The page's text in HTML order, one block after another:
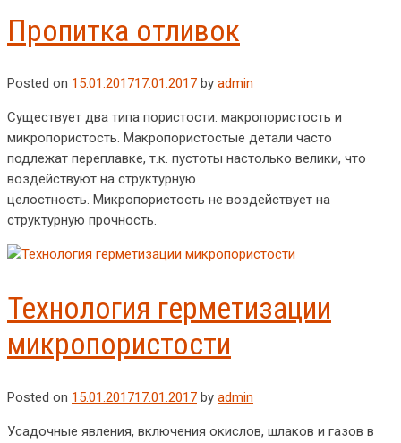
Пропитка отливок
Posted on 15.01.201717.01.2017 by admin
Существует два типа пористости: макропористость и
микропористость. Макропористостые детали часто
подлежат переплавке, т.к. пустоты настолько велики, что
воздействуют на структурную
целостность. Микропористость не воздействует на
структурную прочность.
Технология герметизации
микропористости
Posted on 15.01.201717.01.2017 by admin
Усадочные явления, включения окислов, шлаков и газов в